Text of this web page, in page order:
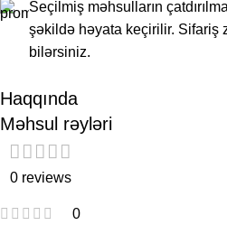
Seçilmiş məhsulların
şəkildə həyata keçirilir. Sifariş
bilərsiniz.
Haqqında
Məhsul rəyləri
0 reviews
0